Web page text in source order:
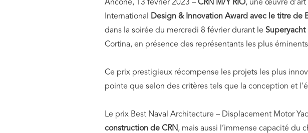
Ancône, 13 février 2023 – CRN M/Y RIO, une œuvre d’art
International
Design & Innovation Award avec le titre de
dans la soirée du mercredi 8 février durant le Superyacht
Cortina, en présence des représentants les plus
Ce prix prestigieux récompense les projets les plus
pointe que selon des critères tels que la conception et
Le prix Best Naval Architecture – Displacement Motor
construction de CRN, mais aussi l’immense capacité du